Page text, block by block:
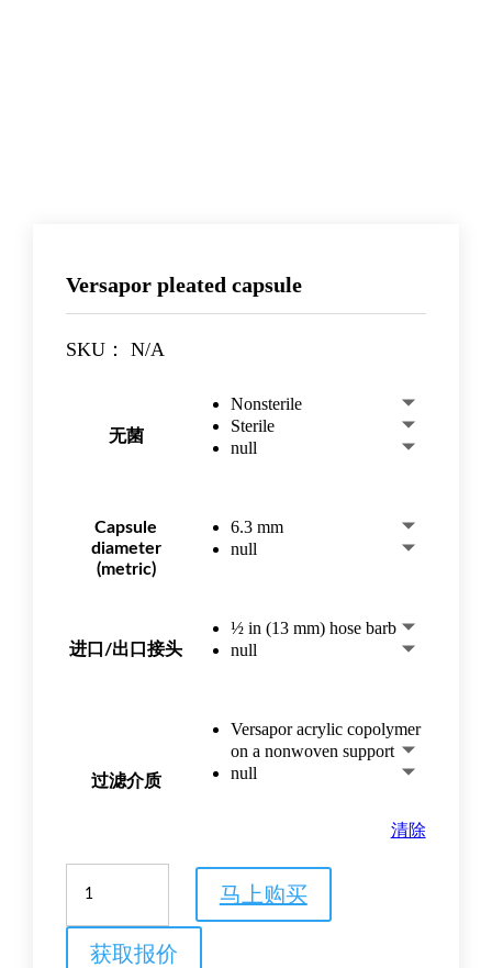
Versapor pleated capsule
SKU： N/A
无菌
Nonsterile
Sterile
null
Capsule
diameter
(metric)
6.3 mm
null
进口/出口接头
½ in (13 mm) hose barb
null
过滤介质
Versapor acrylic copolymer
on a nonwoven support
null
清除
pleated
马上购买
获取报价